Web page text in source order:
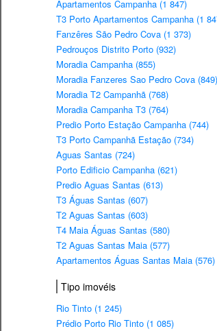
Apartamentos Campanha (1 847)
T3 Porto Apartamentos Campanha (1
Fanzêres São Pedro Cova (1 373)
Pedrouços Distrito Porto (932)
Moradia Campanha (855)
Moradia Fanzeres Sao Pedro Cova (849)
Moradia T2 Campanhã (768)
Moradia Campanha T3 (764)
Predio Porto Estação Campanha (744)
T3 Porto Campanhã Estação (734)
Aguas Santas (724)
Porto Edificio Campanha (621)
Predio Aguas Santas (613)
T3 Águas Santas (607)
T2 Aguas Santas (603)
T4 Maia Águas Santas (580)
T2 Aguas Santas Maia (577)
Apartamentos Águas Santas Maia (576)
Tipo imovéis
Rio Tinto (1 245)
Prédio Porto Rio Tinto (1 085)